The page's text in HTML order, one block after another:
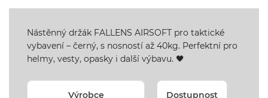
Nástěnný držák FALLENS AIRSOFT pro taktické
vybavení – černý, s nosností až 40kg. Perfektní pro
helmy, vesty, opasky i další výbavu. 🖤
Výrobce
Dostupnost